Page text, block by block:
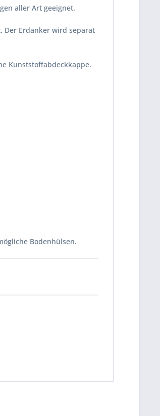
aller Art geeignet.
Der Erdanker wird separat
Kunststoffabdeckkappe.
Bodenhülsen.